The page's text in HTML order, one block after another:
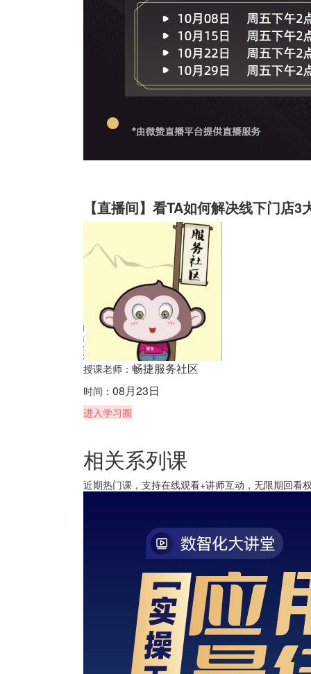
【直播间】看TA如何解决线下门店3
授课老师： 畅捷服务社区
时间： 08月23日
进入学习圈
相关系列课
近期热门课，支持在线观看+讲师互动，无限期回看